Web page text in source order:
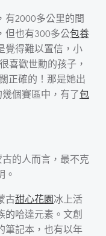
有2000多公里的間
但也有300多公包養
覺得難以置信，小
喜歡世勳的孩子，
正確的！那是她出
個賽區中，有了包
的人而言，最不克
。
古甜心花園冰上活
哈達元素。文創
筆記本，也有以年